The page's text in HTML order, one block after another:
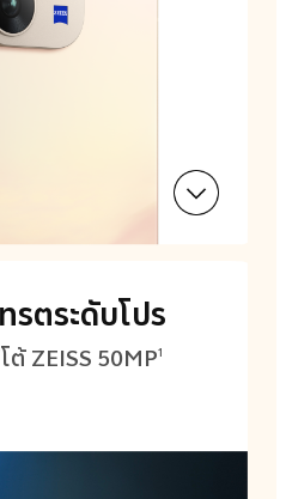
รตระดับโปร
ต้ ZEISS 50MP1